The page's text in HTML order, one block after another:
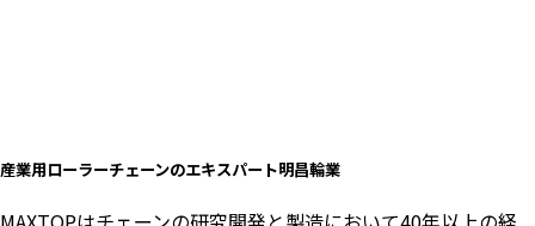
産業用ローラーチェーンのエキスパート明昌輪業